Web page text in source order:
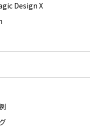
Design X